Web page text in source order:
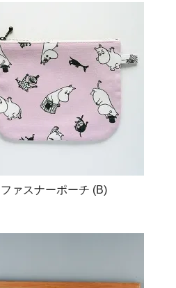
ァスナーポーチ (B)